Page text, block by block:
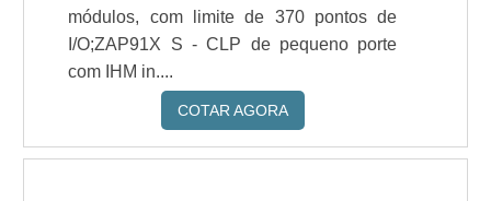
módulos, com limite de 370 pontos de
I/O;ZAP91X S - CLP de pequeno porte
com IHM in....
COTAR AGORA